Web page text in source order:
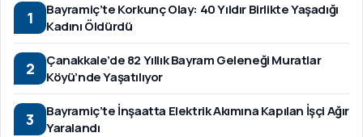
1
Bayramiç’te Korkunç Olay: 40 Yıldır Birlikte Yaşadığı
Kadını Öldürdü
2
Çanakkale’de 82 Yıllık Bayram Geleneği Muratlar
Köyü’nde Yaşatılıyor
3
Bayramiç’te İnşaatta Elektrik Akımına Kapılan İşçi Ağır
Yaralandı